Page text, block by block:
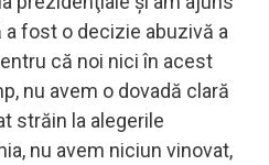
fost o decizie abuzivă a
că noi nici în acest
nu avem o dovadă clară
străin la alegerile
nu avem niciun vinovat,